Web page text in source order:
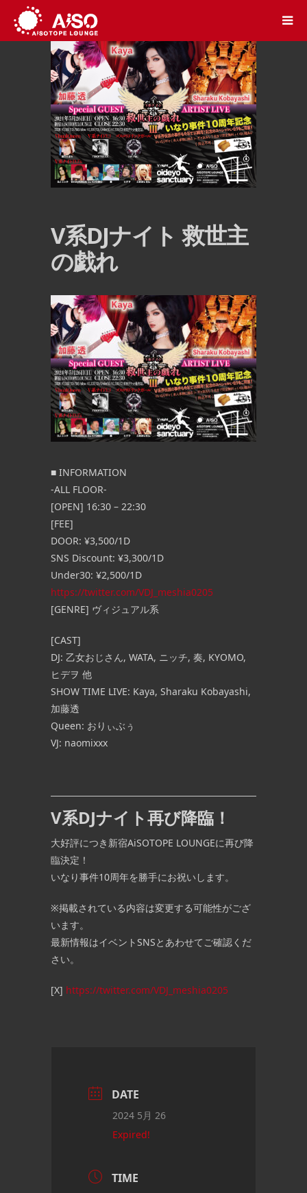
V系DJナイト 救世主
の戯れ
■ INFORMATION
-ALL FLOOR-
[OPEN] 16:30 – 22:30
[FEE]
DOOR: ¥3,500/1D
SNS Discount: ¥3,300/1D
Under30: ¥2,500/1D
https://twitter.com/VDJ_meshia0205
[GENRE] ヴィジュアル系
[CAST]
DJ: 乙女おじさん, WATA, ニッチ, 奏, KYOMO,
ヒデヲ 他
SHOW TIME LIVE: Kaya, Sharaku Kobayashi,
加藤透
Queen: おりぃぶぅ
VJ: naomixxx
V系DJナイト再び降臨！
大好評につき新宿AiSOTOPE LOUNGEに再び降
臨決定！
いなり事件10周年を勝手にお祝いします。
※掲載されている内容は変更する可能性がござ
います。
最新情報はイベントSNSとあわせてご確認くだ
さい。
[X] https://twitter.com/VDJ_meshia0205
DATE
2024 5月 26
Expired!
TIME